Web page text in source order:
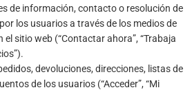
de información, contacto o resolución de
los usuarios a través de los medios de
sitio web (“Contactar ahora”, “Trabaja
devoluciones, direcciones, listas de
de los usuarios (“Acceder”, “Mi